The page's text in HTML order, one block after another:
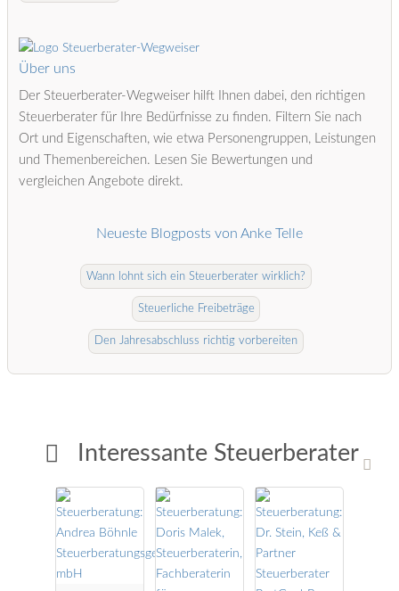
Interessante Steuerberater
Über uns
Der Steuerberater-Wegweiser hilft Ihnen dabei, den richtigen
Steuerberater für Ihre Bedürfnisse zu finden. Filtern Sie nach
Ort und Eigenschaften, wie etwa Personengruppen, Leistungen
und Themenbereichen. Lesen Sie Bewertungen und
vergleichen Angebote direkt.
Neueste Blogposts von Anke Telle
Wann lohnt sich ein Steuerberater wirklich?
Steuerliche Freibeträge
Den Jahresabschluss richtig vorbereiten